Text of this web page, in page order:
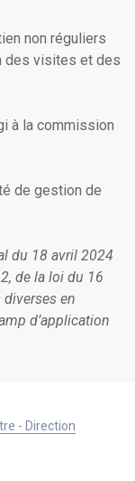
non réguliers
des visites et des
à la commission
de gestion de
du 18 avril 2024
de la loi du 16
en
d’application
- Direction